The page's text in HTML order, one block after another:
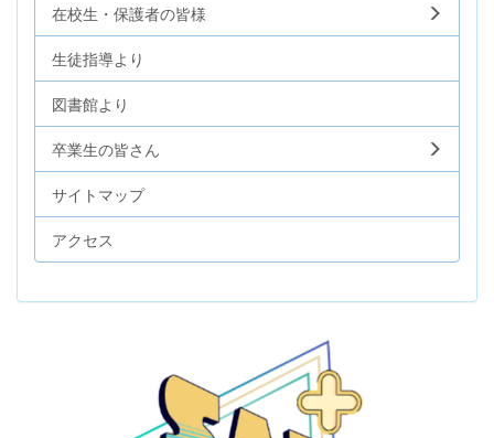
在校生・保護者の皆様
生徒指導より
図書館より
卒業生の皆さん
サイトマップ
アクセス